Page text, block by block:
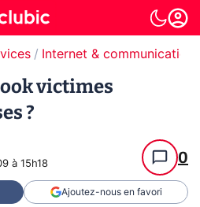
Internet & communication
victimes
?
à 15h18 0
Ajoutez-nous en favori